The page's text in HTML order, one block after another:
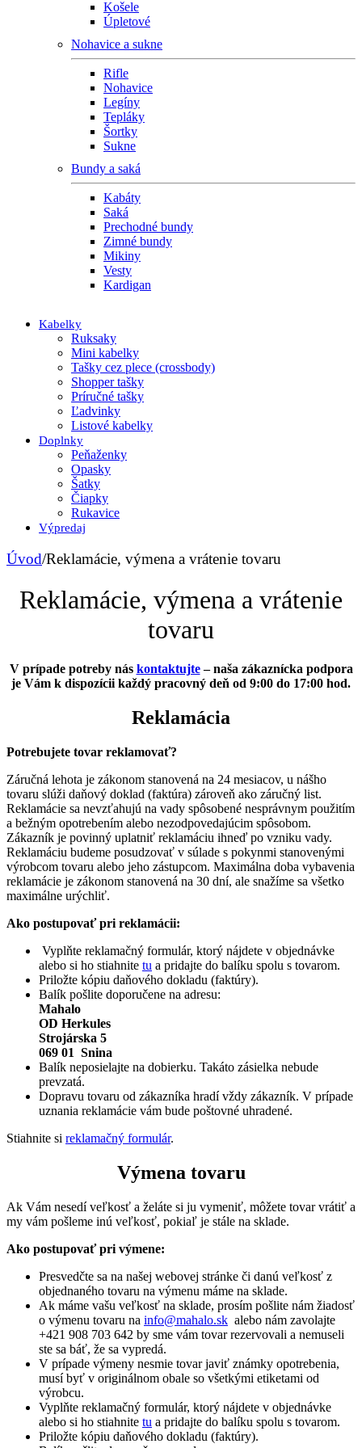
Košele
Úpletové
Nohavice a sukne
Rifle
Nohavice
Legíny
Tepláky
Šortky
Sukne
Bundy a saká
Kabáty
Saká
Prechodné bundy
Zimné bundy
Mikiny
Vesty
Kardigan
Kabelky
Ruksaky
Mini kabelky
Tašky cez plece (crossbody)
Shopper tašky
Príručné tašky
Ľadvinky
Listové kabelky
Doplnky
Peňaženky
Opasky
Šatky
Čiapky
Rukavice
Výpredaj
Úvod/Reklamácie, výmena a vrátenie tovaru
Reklamácie, výmena a vrátenie
tovaru
V prípade potreby nás kontaktujte– naša zákaznícka podpora
je Vám k dispozícii každý pracovný deň od 9:00 do 17:00 hod.
Reklamácia
Potrebujete tovar reklamovať?
Záručná lehota je zákonom stanovená na 24 mesiacov, u nášho
tovaru slúži daňový doklad (faktúra) zároveň ako záručný list.
Reklamácie sa nevzťahujú na vady spôsobené nesprávnym použitím
a bežným opotrebením alebo nezodpovedajúcim spôsobom.
Zákazník je povinný uplatniť reklamáciu ihneď po vzniku vady.
Reklamáciu budeme posudzovať v súlade s pokynmi stanovenými
výrobcom tovaru alebo jeho zástupcom. Maximálna doba vybavenia
reklamácie je zákonom stanovená na 30 dní, ale snažíme sa všetko
maximálne urýchliť.
Ako postupovať pri reklamácii:
Vyplňte reklamačný formulár, ktorý nájdete v objednávke
alebo si ho stiahnite tu a pridajte do balíku spolu s tovarom.
Priložte kópiu daňového dokladu (faktúry).
Balík pošlite doporučene na adresu:
Mahalo
OD Herkules
Strojárska 5
069 01 Snina
Balík neposielajte na dobierku. Takáto zásielka nebude
prevzatá.
Dopravu tovaru od zákazníka hradí vždy zákazník. V prípade
uznania reklamácie vám bude poštovné uhradené.
Stiahnite si reklamačný formulár.
Výmena tovaru
Ak Vám nesedí veľkosť a želáte si ju vymeniť, môžete tovar vrátiť a
my vám pošleme inú veľkosť, pokiaľ je stále na sklade.
Ako postupovať pri výmene:
Presvedčte sa na našej webovej stránke či danú veľkosť z
objednaného tovaru na výmenu máme na sklade.
Ak máme vašu veľkosť na sklade, prosím pošlite nám žiadosť
o výmenu tovaru na info@mahalo.sk alebo nám zavolajte
+421 908 703 642 by sme vám tovar rezervovali a nemuseli
ste sa báť, že sa vypredá.
V prípade výmeny nesmie tovar javiť známky opotrebenia,
musí byť v originálnom obale so všetkými etiketami od
výrobcu.
Vyplňte reklamačný formulár, ktorý nájdete v objednávke
alebo si ho stiahnite tu a pridajte do balíku spolu s tovarom.
Priložte kópiu daňového dokladu (faktúry).